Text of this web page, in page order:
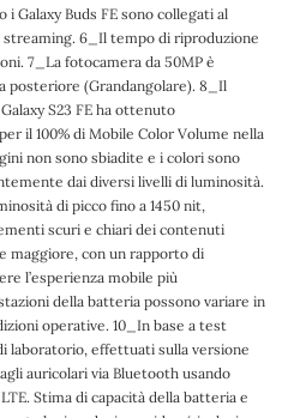
Galaxy Buds FE sono collegati al
6_Il tempo di riproduzione
7_La fotocamera da 50MP è
posteriore (Grandangolare). 8_Il
S23 FE ha ottenuto
il 100% di Mobile Color Volume nella
non sono sbiadite e i colori sono
dai diversi livelli di luminosità.
di picco fino a 1450 nit,
scuri e chiari dei contenuti
maggiore, con un rapporto di
l’esperienza mobile più
della batteria possono variare in
operative. 10_In base a test
laboratorio, effettuati sulla versione
auricolari via Bluetooth usando
Stima di capacità della batteria e